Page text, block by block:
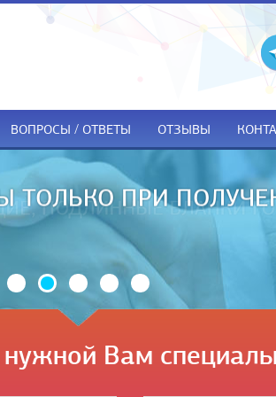
ВОПРОСЫ / ОТВЕТЫ ОТЗЫВЫ
ТОЛЬКО ПРИ
Вам